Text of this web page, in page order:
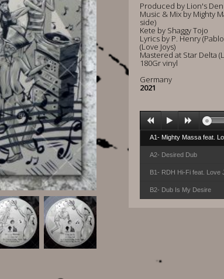
Produced by Lion's
Music & Mix by Mighty
side)
Kete by Shaggy Tojo
Lyrics by P. Henry
(Love Joys)
Mastered at Star Delta
180Gr vinyl
Germany
2021
A1- Mighty Massa feat.
A2- Desired Dub
B1- RDH Hi-Fi feat.
B2- Dub Is My Desire